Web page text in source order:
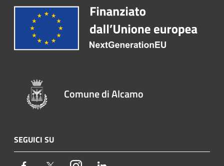
Comune di Alcamo
SEGUICI SU